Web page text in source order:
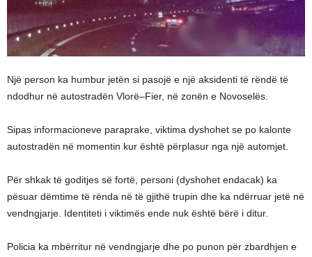
Një person ka humbur jetën si pasojë e një aksidenti të rëndë të
ndodhur në autostradën Vlorë–Fier, në zonën e Novoselës.
Sipas informacioneve paraprake, viktima dyshohet se po kalonte
autostradën në momentin kur është përplasur nga një automjet.
Për shkak të goditjes së fortë, personi (dyshohet endacak) ka
pësuar dëmtime të rënda në të gjithë trupin dhe ka ndërruar jetë në
vendngjarje. Identiteti i viktimës ende nuk është bërë i ditur.
Policia ka mbërritur në vendngjarje dhe po punon për zbardhjen e